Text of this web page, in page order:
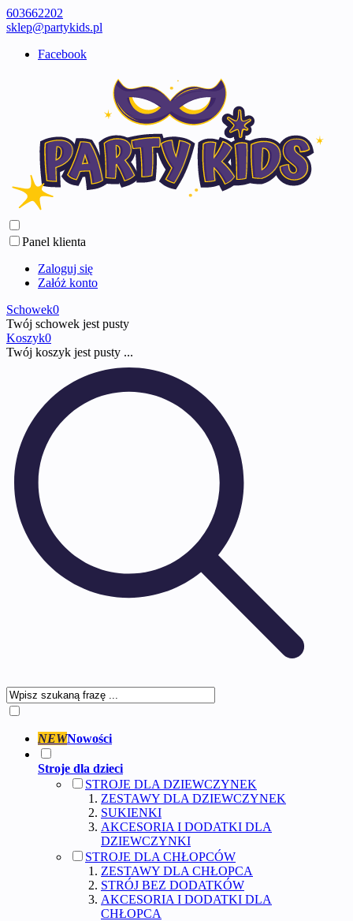
603662202
sklep@partykids.pl
Facebook
Panel klienta
Zaloguj się
Załóż konto
Schowek0
Twój schowek jest pusty
Koszyk0
Twój koszyk jest pusty ...
NEWNowości
Stroje dla dzieci
STROJE DLA DZIEWCZYNEK
ZESTAWY DLA DZIEWCZYNEK
SUKIENKI
AKCESORIA I DODATKI DLA
DZIEWCZYNKI
STROJE DLA CHŁOPCÓW
ZESTAWY DLA CHŁOPCA
STRÓJ BEZ DODATKÓW
AKCESORIA I DODATKI DLA
CHŁOPCA